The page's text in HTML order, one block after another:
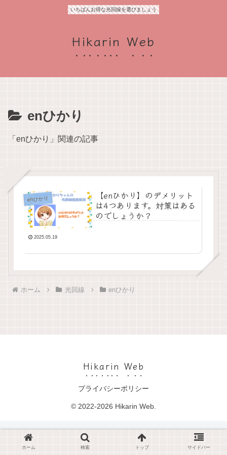
いちばんお得な光回線を選びましょう
Hikarin Web
enひかり
「enひかり」関連の記事
enひかり
【enひかり】のデメリット
は4つあります。対策はある
のでしょうか？
2025.05.19
ホーム 光回線 enひかり
Hikarin Web
プライバシーポリシー
© 2022-2026 Hikarin Web.
ホーム 検索 トップ サイドバー